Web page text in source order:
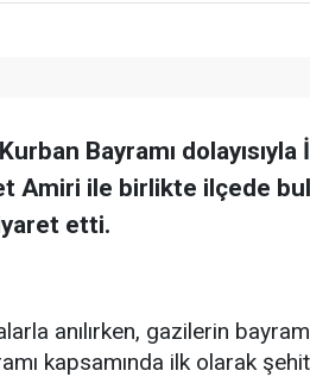
Bayramı dolayısıyla
Amiri ile birlikte ilçede
etti.
anılırken, gazilerin
kapsamında ilk olarak şehit